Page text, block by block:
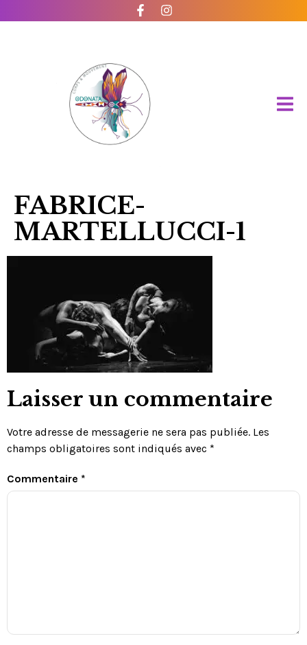
FABRICE-
MARTELLUCCI-1
Laisser un commentaire
Votre adresse de messagerie ne sera pas publiée. Les
champs obligatoires sont indiqués avec *
Commentaire *